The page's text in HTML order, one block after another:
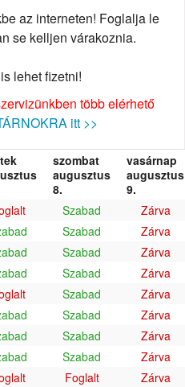
az interneten! Foglalja le
se kelljen várakoznia.
lehet fizetni!
több elérhető
itt >>
szombat
augusztus
8.
vasárnap
augusztus
9.
Szabad
Zárva
Szabad
Zárva
Szabad
Zárva
Szabad
Zárva
Szabad
Zárva
Szabad
Zárva
Szabad
Zárva
Szabad
Zárva
Foglalt
Zárva